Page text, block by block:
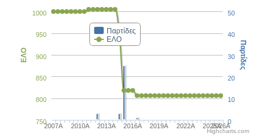
Παρτίδες
ΕΛΟ
2007A 2010A 2013A 2016A 2019A 2022A 2025A2026A
750
800
850
900
950
1000
ΕΛΟ
0
10
20
30
40
50
Παρτίδες
Highcharts.com